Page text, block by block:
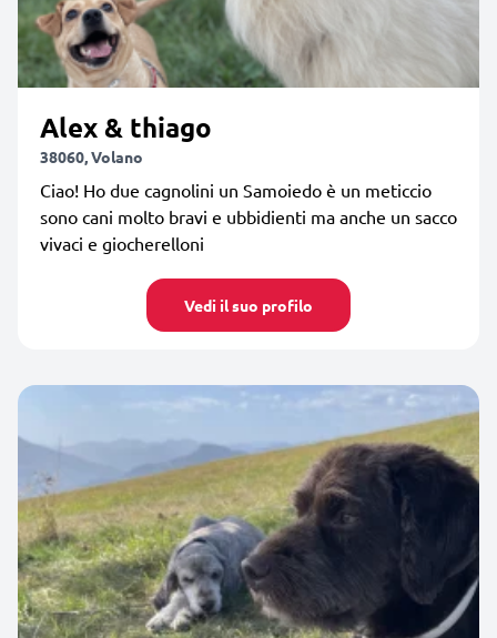
Alex & thiago
38060, Volano
Ciao! Ho due cagnolini un Samoiedo è un meticcio
sono cani molto bravi e ubbidienti ma anche un sacco
vivaci e giocherelloni
Vedi il suo profilo